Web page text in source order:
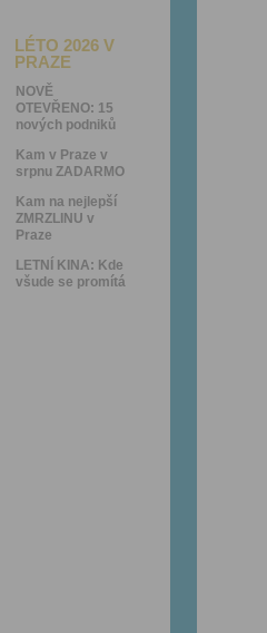
LÉTO 2026 V
PRAZE
NOVĚ
OTEVŘENO: 15
nových podniků
Kam v Praze v
srpnu ZADARMO
Kam na nejlepší
ZMRZLINU v
Praze
LETNÍ KINA: Kde
všude se promítá